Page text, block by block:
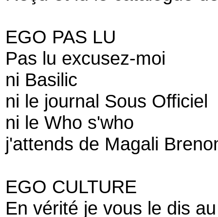
EGO PAS LU
Pas lu excusez-moi
ni Basilic
ni le journal Sous Officiel
ni le Who s'who
j'attends de Magali
EGO CULTURE
En vérité je vous le dis